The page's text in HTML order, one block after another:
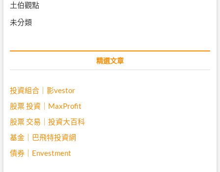
土伯觀點
未分類
精選文章
投資組合｜影vestor
股票 投資｜MaxProfit
股票 交易｜投資大百科
基金｜巴飛特投資網
債券｜Envestment